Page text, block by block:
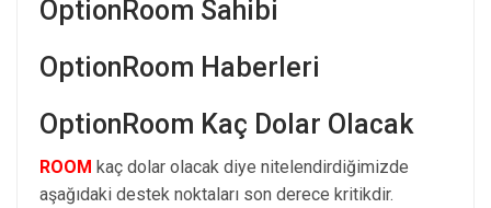
OptionRoom Sahibi
OptionRoom Haberleri
OptionRoom Kaç Dolar Olacak
ROOM kaç dolar olacak diye nitelendirdiğimizde
aşağıdaki destek noktaları son derece kritikdir.